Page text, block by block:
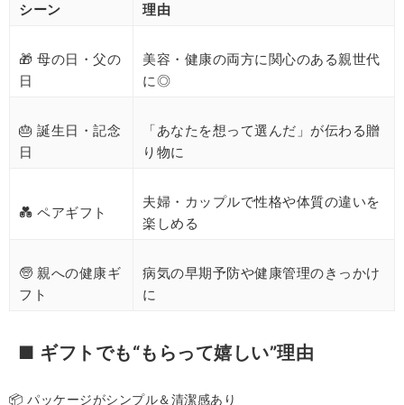
シーン 理由
🎁 母の日・父の
日
美容・健康の両方に関心のある親世代
に◎
🎂 誕生日・記念
日
「あなたを想って選んだ」が伝わる贈
り物に
💑 ペアギフト
夫婦・カップルで性格や体質の違いを
楽しめる
🧓 親への健康ギ
フト
病気の早期予防や健康管理のきっかけ
に
■ ギフトでも“もらって嬉しい”理由
📦 パッケージがシンプル＆清潔感あり